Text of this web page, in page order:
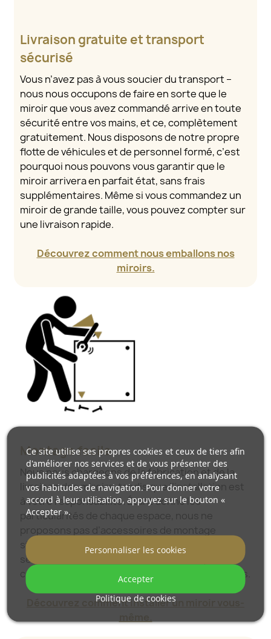
Livraison gratuite et transport
sécurisé
Vous n’avez pas à vous soucier du transport –
nous nous occupons de faire en sorte que le
miroir que vous avez commandé arrive en toute
sécurité entre vos mains, et ce, complètement
gratuitement. Nous disposons de notre propre
flotte de véhicules et de personnel formé, c’est
pourquoi nous pouvons vous garantir que le
miroir arrivera en parfait état, sans frais
supplémentaires. Même si vous commandez un
miroir de grande taille, vous pouvez compter sur
une livraison rapide.
Découvrez comment nous emballons nos
miroirs.
Montage facile
Nous nous chargeons de la fabrication et de la
livraison des miroirs, tandis que l’installation est
à votre responsabilité. Étant donné les
particularités de chaque espace, nous ne
proposons pas d’accessoires de montage
standards. Cela vous offre la liberté de
sélectionner les chevilles ou crochets qui
conviennent le mieux à vos murs et à vos besoins.
Découvrez comment installer un miroir vous-
Ce site utilise ses propres cookies et ceux de tiers afin
d'améliorer nos services et de vous présenter des
publicités adaptées à vos préférences, en analysant
vos habitudes de navigation. Pour donner votre
accord à leur utilisation, appuyez sur le bouton «
Accepter ».
Politique de cookies
Personnaliser les cookies
Accepter